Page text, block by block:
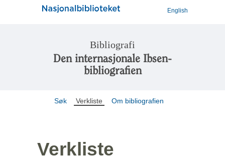
English
Bibliografi
Den internasjonale Ibsen-
bibliografien
Søk Verkliste Om bibliografien
Verkliste